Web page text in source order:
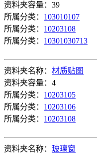
资料夹容量：39
所属分类： 103010107
所属分类： 10203108
所属分类： 10301030713
资料夹名称： 材质贴图
资料夹容量：4
所属分类： 10203105
所属分类： 10203106
所属分类： 10203108
资料夹名称： 玻璃窗